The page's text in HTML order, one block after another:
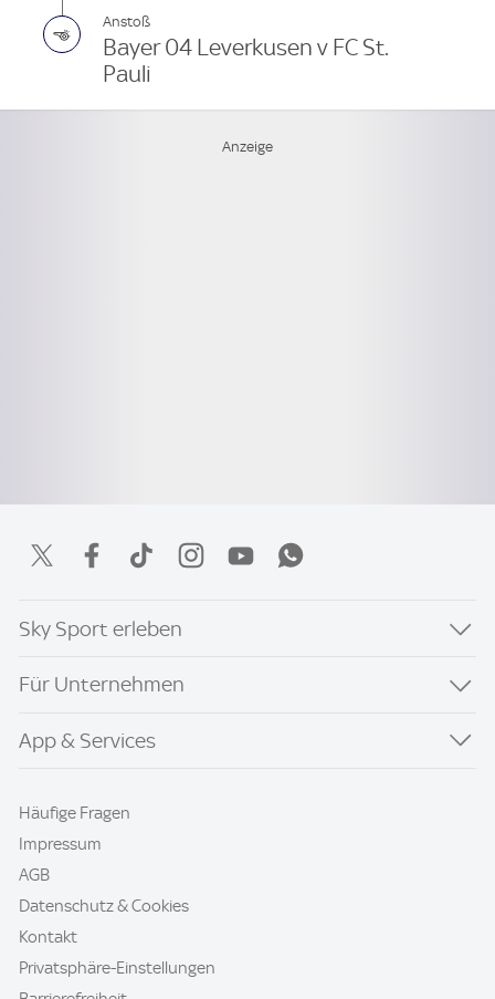
Anstoß
Bayer 04 Leverkusen v FC St.
Pauli
Sky Sport erleben
Für Unternehmen
App & Services
Häufige Fragen
Impressum
AGB
Datenschutz & Cookies
Kontakt
Privatsphäre-Einstellungen